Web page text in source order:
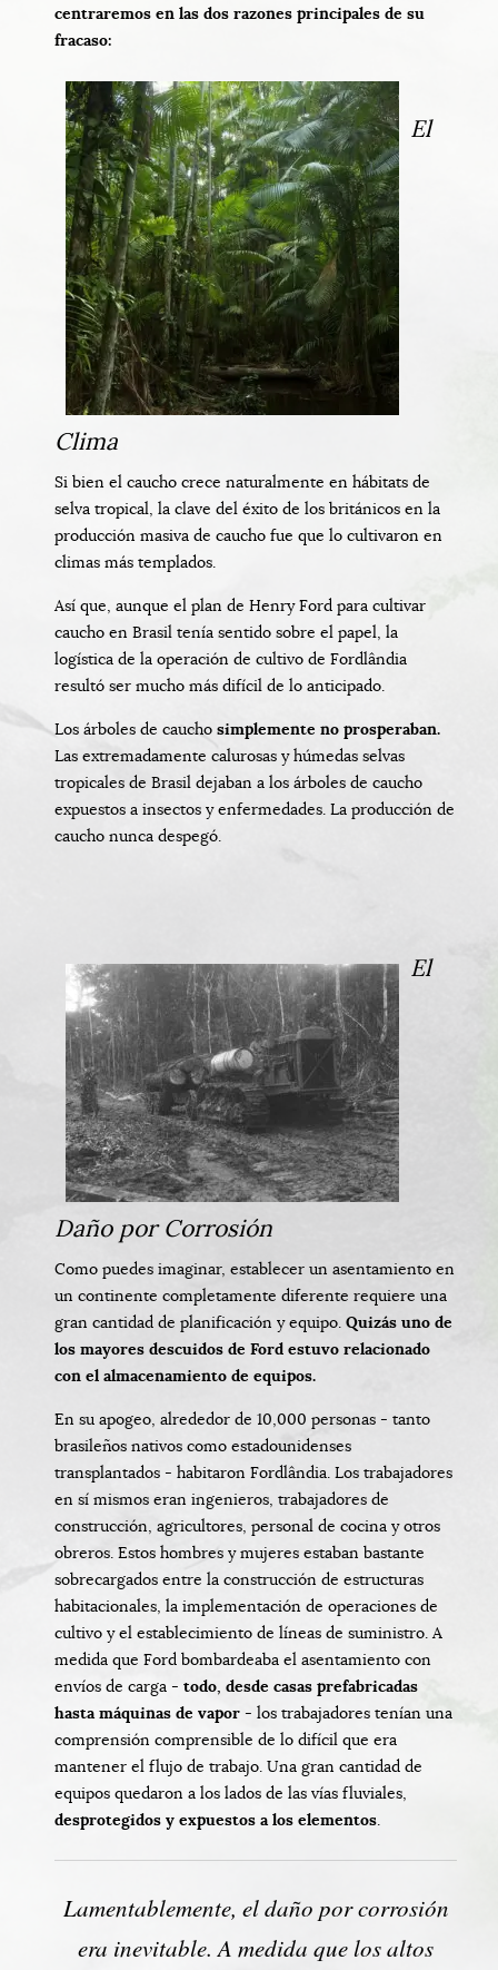
centraremos en las dos razones principales de su
fracaso:
El
Clima
Si bien el caucho crece naturalmente en hábitats de
selva tropical, la clave del éxito de los británicos en la
producción masiva de caucho fue que lo cultivaron en
climas más templados.
Así que, aunque el plan de Henry Ford para cultivar
caucho en Brasil tenía sentido sobre el papel, la
logística de la operación de cultivo de Fordlândia
resultó ser mucho más difícil de lo anticipado.
Los árboles de caucho simplemente no prosperaban.
Las extremadamente calurosas y húmedas selvas
tropicales de Brasil dejaban a los árboles de caucho
expuestos a insectos y enfermedades. La producción de
caucho nunca despegó.
El
Daño por Corrosión
Como puedes imaginar, establecer un asentamiento en
un continente completamente diferente requiere una
gran cantidad de planificación y equipo. Quizás uno de
los mayores descuidos de Ford estuvo relacionado
con el almacenamiento de equipos.
En su apogeo, alrededor de 10,000 personas - tanto
brasileños nativos como estadounidenses
transplantados - habitaron Fordlândia. Los trabajadores
en sí mismos eran ingenieros, trabajadores de
construcción, agricultores, personal de cocina y otros
obreros. Estos hombres y mujeres estaban bastante
sobrecargados entre la construcción de estructuras
habitacionales, la implementación de operaciones de
cultivo y el establecimiento de líneas de suministro. A
medida que Ford bombardeaba el asentamiento con
envíos de carga - todo, desde casas prefabricadas
hasta máquinas de vapor - los trabajadores tenían una
comprensión comprensible de lo difícil que era
mantener el flujo de trabajo. Una gran cantidad de
equipos quedaron a los lados de las vías fluviales,
desprotegidos y expuestos a los elementos.
Lamentablemente, el daño por corrosión
era inevitable. A medida que los altos